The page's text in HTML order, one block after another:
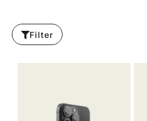
Filter